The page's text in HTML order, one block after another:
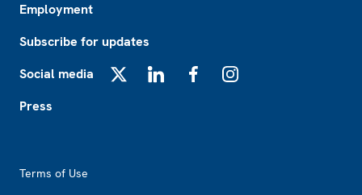
Employment
Subscribe for updates
Social media
Press
Terms of Use